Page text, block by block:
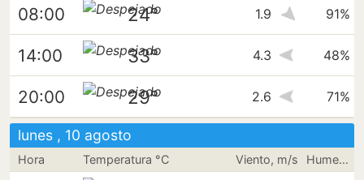
08:00 24° 1.9 91%
14:00 33° 4.3 48%
20:00 29° 2.6 71%
lunes , 10 agosto
Hora Temperatura °C Viento, m/s Humedad